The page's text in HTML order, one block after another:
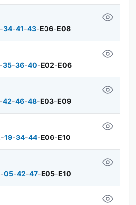
-34-41-43-E06-E08
-35-36-40-E02-E06
-42-46-48-E03-E09
-19-34-44-E06-E10
-05-42-47-E05-E10